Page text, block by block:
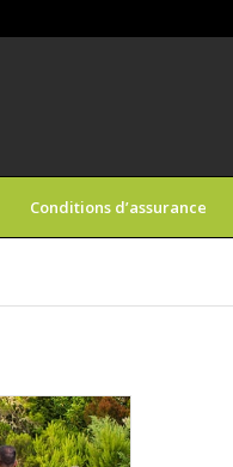
Conditions d’assurance